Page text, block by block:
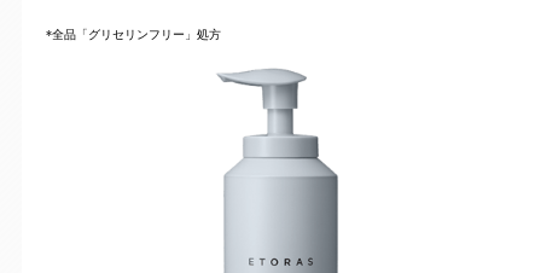
*全品「グリセリンフリー」処方